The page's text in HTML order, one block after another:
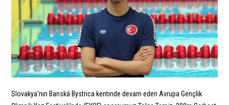
Slovakya’nın Banská Bystrica kentinde devam eden Avrupa Gençlik